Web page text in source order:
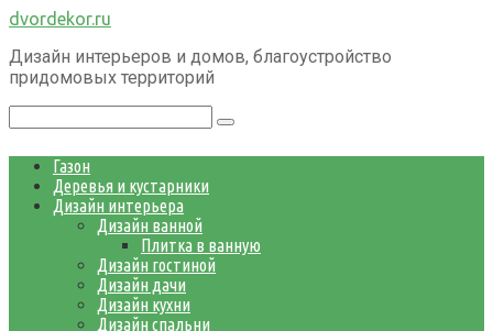
Перейти
контенту
dvordekor.ru
Дизайн интерьеров и домов, благоустройство
придомовых территорий
Газон
Деревья и кустарники
Дизайн интерьера
Дизайн ванной
Плитка в ванную
Дизайн гостиной
Дизайн дачи
Дизайн кухни
Дизайн спальни